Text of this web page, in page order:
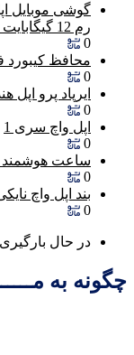
رم 12 گیگابایت (ZAA) – Not Active رجیستر شده
0
محافظ کیبورد
0
ایرپاد پرو
0
اپل واچ سری 1
0
ساعت هوشمند
0
بند اپل واچ
0
در حال
چگونه به